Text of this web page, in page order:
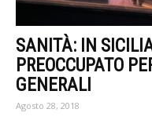
SANITÀ: IN
PREOCCUPATO
GENERALI
Agosto 28, 2018